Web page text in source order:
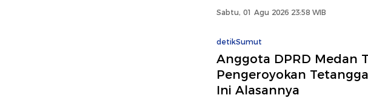
Sabtu, 01 Agu 2026 23:58 WIB
detikSumut
Anggota DPRD Medan
Pengeroyokan
Ini Alasannya